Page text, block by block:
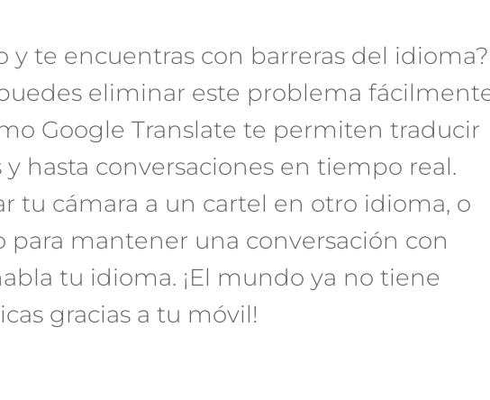
y te encuentras con barreras del idioma?
eliminar este problema
Google Translate te permiten traducir
hasta conversaciones en tiempo real.
tu cámara a un cartel en otro idioma, o
para mantener una conversación con
tu idioma. ¡El mundo ya no tiene
gracias a tu móvil!